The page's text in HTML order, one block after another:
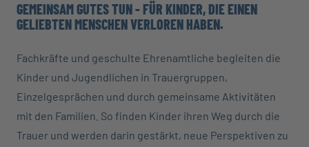
GEMEINSAM GUTES TUN - FÜR KINDER, DIE EINEN
GELIEBTEN MENSCHEN VERLOREN HABEN.
Fachkräfte und geschulte Ehrenamtliche begleiten die
Kinder und Jugendlichen in Trauergruppen,
Einzelgesprächen und durch gemeinsame Aktivitäten
mit den Familien. So finden Kinder ihren Weg durch die
Trauer und werden darin gestärkt, neue Perspektiven zu